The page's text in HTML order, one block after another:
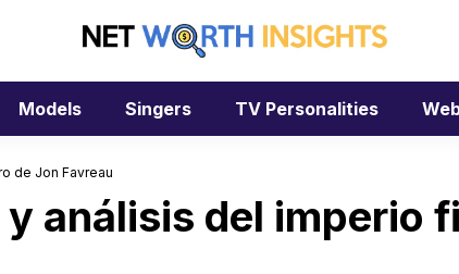
Models Singers TV Personalities
de Jon Favreau
análisis del imperio